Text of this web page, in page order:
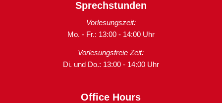
Sprechstunden
Vorlesungszeit:
Mo. - Fr.: 13:00 - 14:00 Uhr
Vorlesungsfreie Zeit:
Di. und Do.: 13:00 - 14:00 Uhr
Office Hours